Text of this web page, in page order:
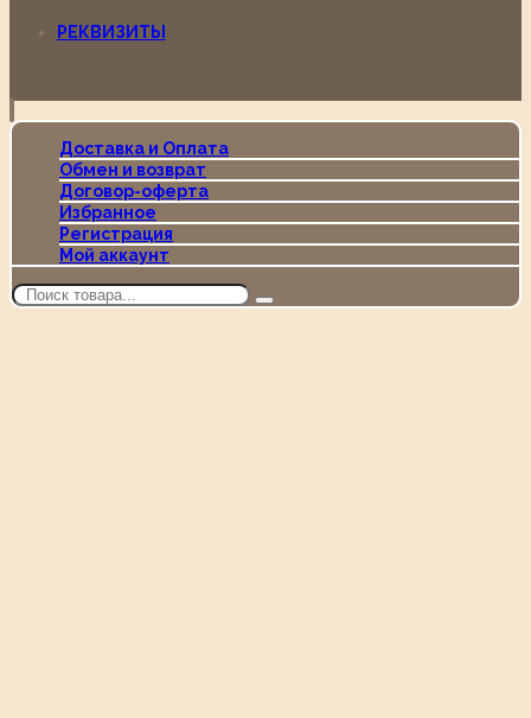
РЕКВИЗИТЫ
Доставка и Оплата
Обмен и возврат
Договор-оферта
Избранное
Регистрация
Мой аккаунт